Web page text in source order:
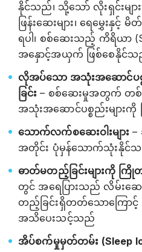
နိုင်သည်၊ သို့သော် လိုးရှင်းများ
ဖြန်းဆေးများ၊ ရေမွှေးနှင့်
ရပါ၊ စစ်ဆေးသည့် ကိရိယာ
အနှောင့်အယှက် ဖြစ်စေနိုင်
လိုအပ်သော အသုံးအဆောင်ပစ္
ခြင်း – စစ်ဆေးမှုအတွက် တ
အသုံးအဆောင်ပစ္စည်းများကို
သောက်လက်စဆေးဝါးများ –
အတိုင်း ပုံမှန်သောက်သုံးနိုင်
ဓာတ်မတည့်ခြင်းများကို ကြို
တွင် အရေပြားသည် လိမ်းဆေးမ
တည့်ခြင်းရှိတတ်သောကြောင့်
အသိပေးသင့်သည်
အိပ်စက်မှုမှတ်တမ်း (Sleep